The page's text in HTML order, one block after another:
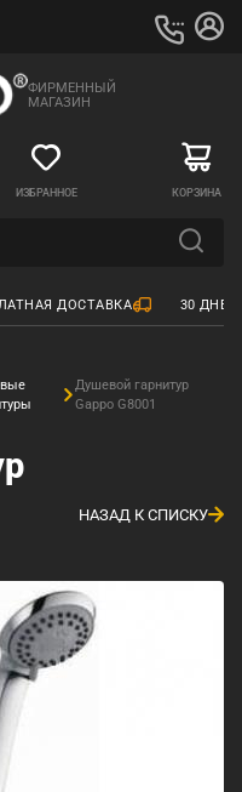
ФИРМЕННЫЙ
МАГАЗИН
ИЗБРАННОЕ КОРЗИНА
ДОСТАВКА 30
Душевой гарнитур
Gappo G8001
НАЗАД К СПИСКУ